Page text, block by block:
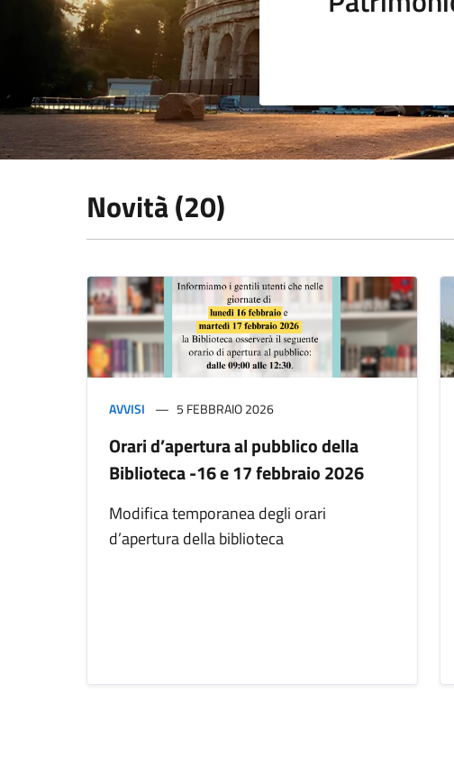
Novità (20)
AVVISI 5 FEBBRAIO 2026
Orari d’apertura al pubblico della
Biblioteca -16 e 17 febbraio 2026
Modifica temporanea degli orari
d’apertura della biblioteca